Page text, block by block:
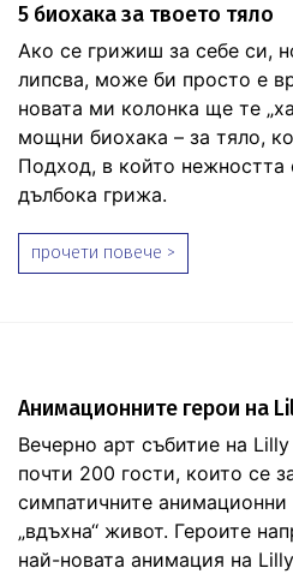
5 биохака за твоето тяло
Ако се грижиш за себе си,
липсва, може би просто е
новата ми колонка ще те
мощни биохака – за тяло,
Подход, в който нежността
дълбока грижа.
прочети повече >
Анимационните герои на
Вечерно арт събитие на
почти 200 гости, които се
симпатичните
„вдъхна‘‘ живот. Героите
най-новата анимация на